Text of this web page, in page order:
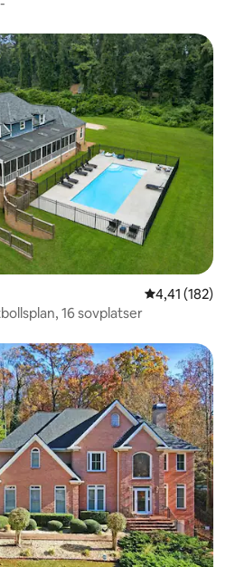
4,41 av 5 i
4,41 (182)
16 sovplatser